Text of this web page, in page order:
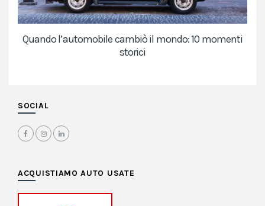
Quando l’automobile cambiò il mondo: 10 momenti
storici
SOCIAL
ACQUISTIAMO AUTO USATE